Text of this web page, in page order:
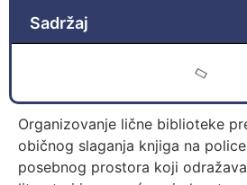
Sadržaj
Organizovanje lične biblioteke
običnog slaganja knjiga na
posebnog prostora koji